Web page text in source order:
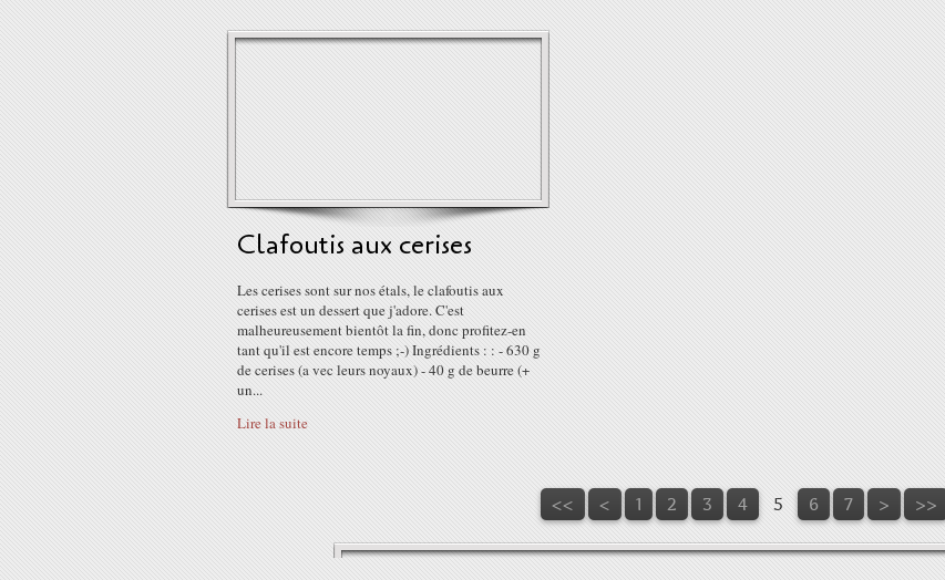
Clafoutis aux cerises
Les cerises sont sur nos étals, le clafoutis aux
cerises est un dessert que j'adore. C'est
malheureusement bientôt la fin, donc profitez-en
tant qu'il est encore temps ;-) Ingrédients : : - 630 g
de cerises (a vec leurs noyaux) - 40 g de beurre (+
un...
Lire la suite
<< < 1 2 3 4 5 6 7 > >>